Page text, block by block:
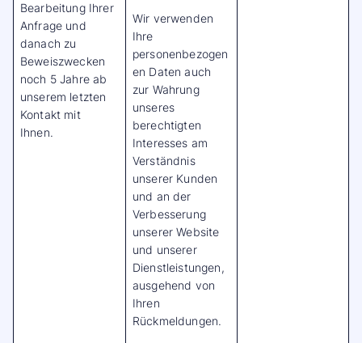
Bearbeitung Ihrer
Anfrage und
danach zu
Beweiszwecken
noch 5 Jahre ab
unserem letzten
Kontakt mit
Ihnen.
Wir verwenden
Ihre
personenbezogen
en Daten auch
zur Wahrung
unseres
berechtigten
Interesses am
Verständnis
unserer Kunden
und an der
Verbesserung
unserer Website
und unserer
Dienstleistungen,
ausgehend von
Ihren
Rückmeldungen.